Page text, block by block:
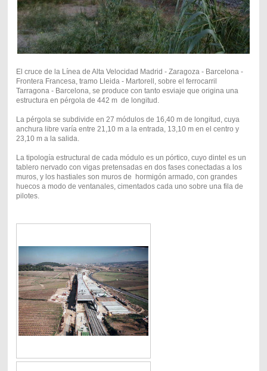
El cruce de la Línea de Alta Velocidad Madrid - Zaragoza - Barcelona -
Frontera Francesa, tramo Lleida - Martorell, sobre el ferrocarril
Tarragona - Barcelona, se produce con tanto esviaje que origina una
estructura en pérgola de 442 m de longitud.
La pérgola se subdivide en 27 módulos de 16,40 m de longitud, cuya
anchura libre varía entre 21,10 m a la entrada, 13,10 m en el centro y
23,10 m a la salida.
La tipología estructural de cada módulo es un pórtico, cuyo dintel es un
tablero nervado con vigas pretensadas en dos fases conectadas a los
muros, y los hastiales son muros de hormigón armado, con grandes
huecos a modo de ventanales, cimentados cada uno sobre una fila de
pilotes.